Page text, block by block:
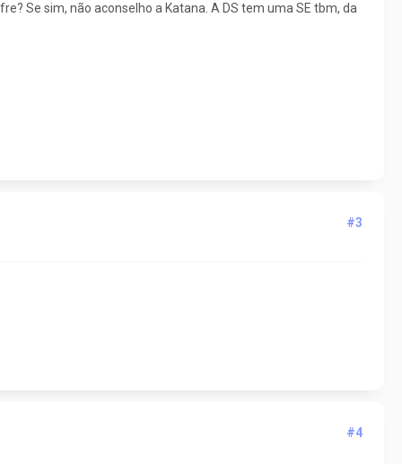
Se sim, não aconselho a Katana. A DS tem uma SE tbm, da
#3
#4